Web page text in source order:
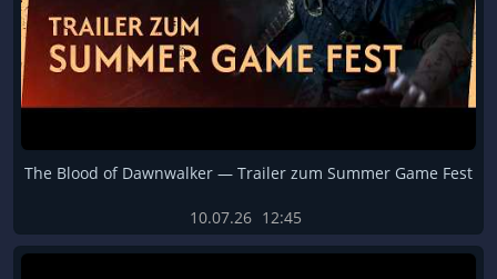
The Blood of Dawnwalker — Trailer zum Summer Game Fest
10.07.26 12:45